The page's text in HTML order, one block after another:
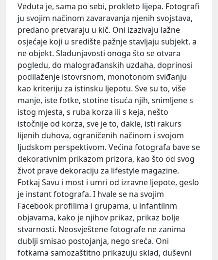
Veduta je, sama po sebi, prokleto lijepa. Fotografi
ju svojim načinom zavaravanja njenih svojstava,
predano pretvaraju u kič. Oni izazivaju lažne
osjećaje koji u središte pažnje stavljaju subjekt, a
ne objekt. Sladunjavosti onoga što se otvara
pogledu, do malograđanskih uzdaha, doprinosi
podilaženje istovrsnom, monotonom sviđanju
kao kriteriju za istinsku ljepotu. Sve su to, više
manje, iste fotke, stotine tisuća njih, snimljene s
istog mjesta, s ruba korza ili s keja, nešto
istočnije od korza, sve je to, dakle, isti rakurs
lijenih duhova, ograničenih načinom i svojom
ljudskom perspektivom. Većina fotografa bave se
dekorativnim prikazom prizora, kao što od svog
život prave dekoraciju za lifestyle magazine.
Fotkaj Savu i most i umri od izravne ljepote, geslo
je instant fotografa. I hvale se na svojim
Facebook profilima i grupama, u infantilnm
objavama, kako je njihov prikaz, prikaz bolje
stvarnosti. Neosvještene fotografe ne zanima
dublji smisao postojanja, nego sreća. Oni
fotkama samozaštitno prikazuju sklad, duševni